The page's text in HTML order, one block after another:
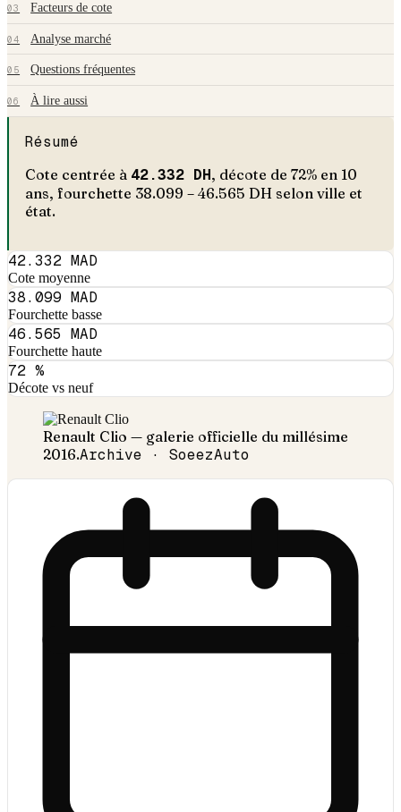
03 Facteurs de cote
04 Analyse marché
05 Questions fréquentes
06 À lire aussi
Résumé
Cote centrée à 42.332DH, décote de 72% en 10
ans, fourchette 38.099 – 46.565 DH selon ville et
état.
42.332 MAD
Cote moyenne
38.099 MAD
Fourchette basse
46.565 MAD
Fourchette haute
72 %
Décote vs neuf
Renault Clio — galerie officielle du millésime
2016.Archive · SoeezAuto